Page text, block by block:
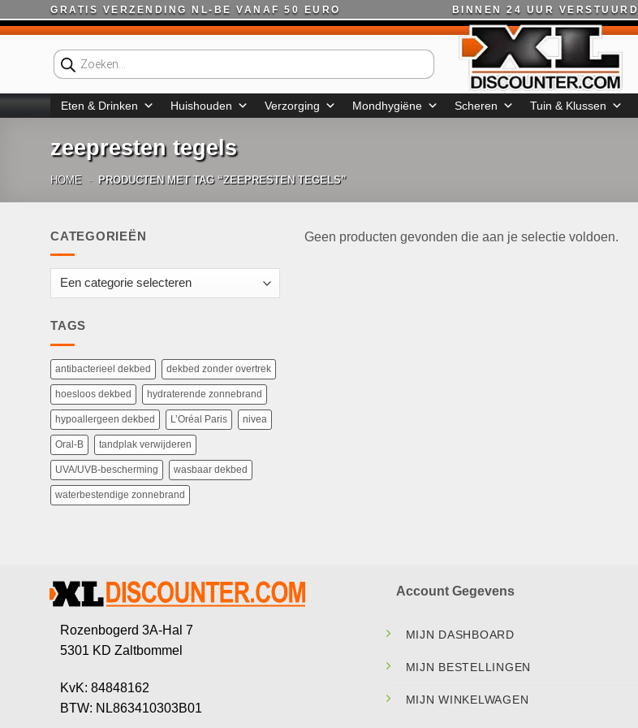
naar
GRATIS VERZENDING NL-BE VANAF 50 EURO BINNEN 24 UUR VERSTUURD
Producten
zoeken
Eten & Drinken Huishouden Verzorging Mondhygiëne Scheren Tuin & Klussen
zeepresten tegels
HOME - PRODUCTEN MET TAG “ZEEPRESTEN TEGELS”
CATEGORIEËN
TAGS
antibacterieel dekbed dekbed zonder overtrek
hoesloos dekbed hydraterende zonnebrand
hypoallergeen dekbed L’Oréal Paris nivea
Oral-B tandplak verwijderen
UVA/UVB-bescherming wasbaar dekbed
waterbestendige zonnebrand
Geen producten gevonden die aan je selectie voldoen.
Rozenbogerd 3A-Hal 7
5301 KD Zaltbommel
KvK: 84848162
BTW: NL863410303B01
Account Gegevens
MIJN DASHBOARD
MIJN BESTELLINGEN
MIJN WINKELWAGEN